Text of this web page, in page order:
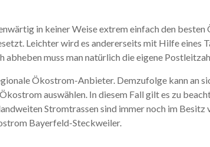
in keiner Weise extrem einfach den
Leichter wird es andererseits mit Hilfe eines
muss man natürlich die eigene
Ökostrom-Anbieter. Demzufolge kann an
auswählen. In diesem Fall gilt es zu
Stromtrassen sind immer noch im Besitz
Bayerfeld-Steckweiler.